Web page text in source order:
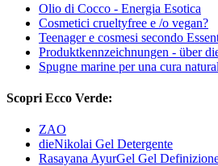
Olio di Cocco - Energia Esotica
Cosmetici crueltyfree e /o vegan?
Teenager e cosmesi secondo
Produktkennzeichnungen - über
Spugne marine per una cura
Scopri Ecco Verde:
ZAO
dieNikolai Gel Detergente
Rasayana AyurGel Gel